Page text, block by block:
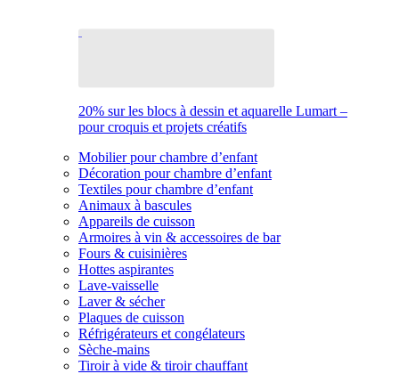
20% sur les blocs à dessin et aquarelle Lumart –
pour croquis et projets créatifs
Mobilier pour chambre d’enfant
Décoration pour chambre d’enfant
Textiles pour chambre d’enfant
Animaux à bascules
Appareils de cuisson
Armoires à vin & accessoires de bar
Fours & cuisinières
Hottes aspirantes
Lave-vaisselle
Laver & sécher
Plaques de cuisson
Réfrigérateurs et congélateurs
Sèche-mains
Tiroir à vide & tiroir chauffant